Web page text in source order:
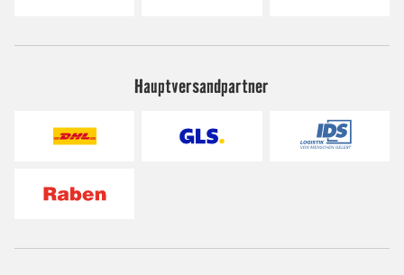
Hauptversandpartner